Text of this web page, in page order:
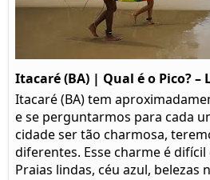
Itacaré (BA) | Qual é o Pico? –
Itacaré (BA) tem
e se perguntarmos para cada
cidade ser tão charmosa,
diferentes. Esse charme é
Praias lindas, céu azul, belezas